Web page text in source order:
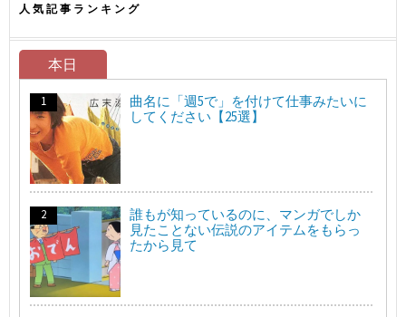
人気記事ランキング
本日
曲名に「週5で」を付けて仕事みたいに
してください【25選】
誰もが知っているのに、マンガでしか
見たことない伝説のアイテムをもらっ
たから見て